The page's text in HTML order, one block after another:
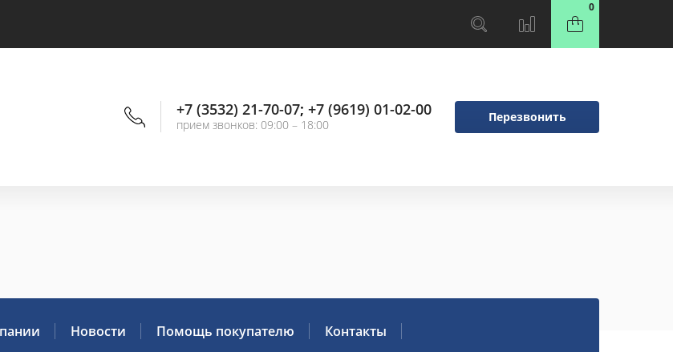
0
+7 (3532) 21-70-07; +7 (9619) 01-02-00
прием звонков: 09:00 – 18:00
Перезвонить
Новости Помощь покупателю Контакты